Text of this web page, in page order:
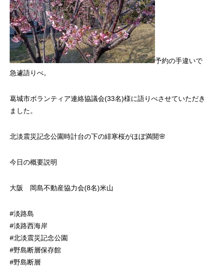
予約の手違いで
急遽語りべ。
葛城市ボランティア連絡協議会(33名)様に語りべさせていただき
ました。
北淡震災記念公園時計台の下の緋寒桜がほぼ満開🌸
今日の概要説明
大阪 岡島不動産協力会(8名)米山
#淡路島
#淡路西海岸
#北淡震災記念公園
#野島断層保存館
#野島断層